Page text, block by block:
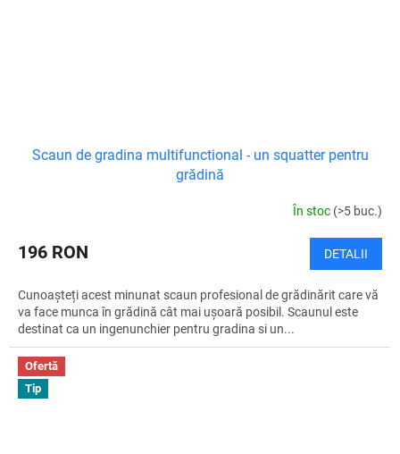
Scaun de gradina multifunctional - un squatter pentru
grădină
În stoc (>5 buc.)
196 RON DETALII
Cunoașteți acest minunat scaun profesional de grădinărit care vă
va face munca în grădină cât mai ușoară posibil. Scaunul este
destinat ca un ingenunchier pentru gradina si un...
Ofertă
Tip